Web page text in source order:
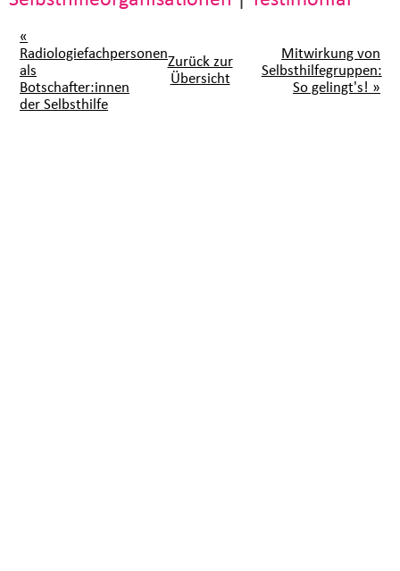
«
Radiologiefachpersonen
als
Botschafter:innen
der Selbsthilfe
Zurück zur
Übersicht
Mitwirkung von
Selbsthilfegruppen:
So gelingt's! »